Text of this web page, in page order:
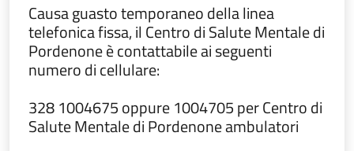
Causa guasto temporaneo della linea
telefonica fissa, il Centro di Salute Mentale di
Pordenone è contattabile ai seguenti
numero di cellulare:
328 1004675 oppure 1004705 per Centro di
Salute Mentale di Pordenone ambulatori